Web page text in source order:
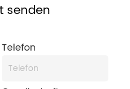
senden
Telefon